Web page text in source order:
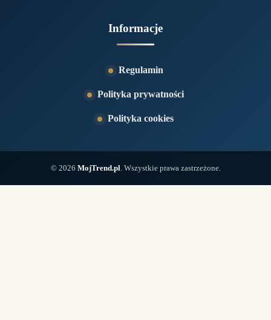
Informacje
Regulamin
Polityka prywatności
Polityka cookies
© 2026 MojTrend.pl . Wszystkie prawa zastrzeżone.